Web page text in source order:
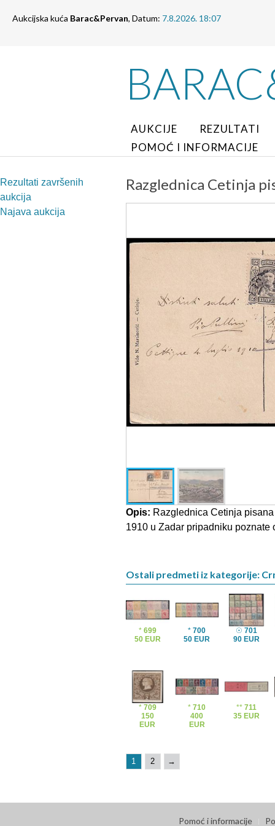
Aukcijska kuća Barac&Pervan, Datum: 7.8.2026. 18:07
AUKCIJE
REZULTATI
POMOĆ I INFORMACIJE
Rezultati završenih
aukcija
Najava aukcija
Razglednica Cetinja
Opis: Razglednica Cetinja
1910 u Zadar pripadniku poznate
Ostali predmeti iz kategorije:
* 699
50 EUR
*700
50 EUR
☉ 701
90 EUR
* 709
150
EUR
*710
400
EUR
** 711
35 EUR
1 2 →
Pomoć i informacije